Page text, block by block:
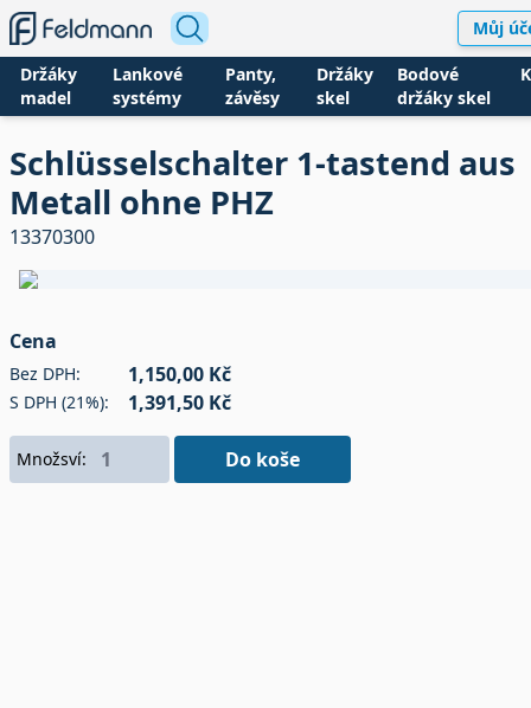
Můj
Držáky
madel
Lankové
systémy
Panty,
závěsy
Držáky
skel
Bodové
držáky skel
Schlüsselschalter 1-tastend aus
Metall ohne PHZ
13370300
Cena
Bez DPH: 1,150,00 Kč
S DPH (21%): 1,391,50 Kč
Množsví: Do koše